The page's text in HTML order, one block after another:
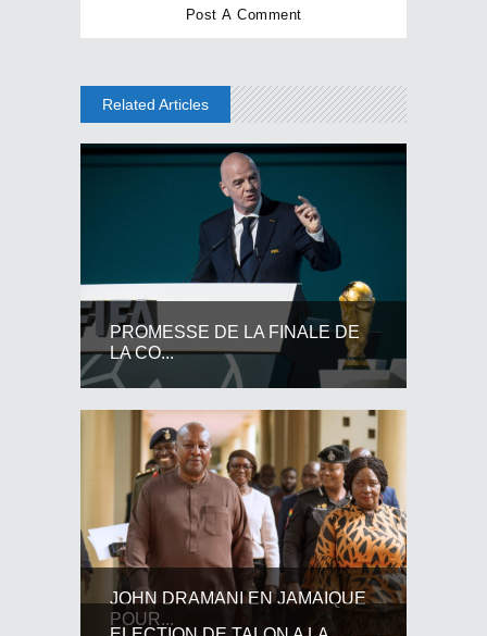
Related Articles
PROMESSE DE LA FINALE DE
LA CO...
JOHN DRAMANI EN JAMAIQUE
POUR...